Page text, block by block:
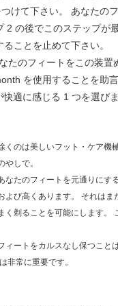
けて下さい。 あなたの
の後でこのステップが
ことを止めて下さい。
たのフィートをこの装置
を使用することを助言
適に感じる 1 つを選びま
のは美しいフット・ケア機
しで。
なたのフィートを元通りにす
よび高くあります。 それはま
剃ることを可能にします。
ートをカルスなし保つこと
非常に重要です。